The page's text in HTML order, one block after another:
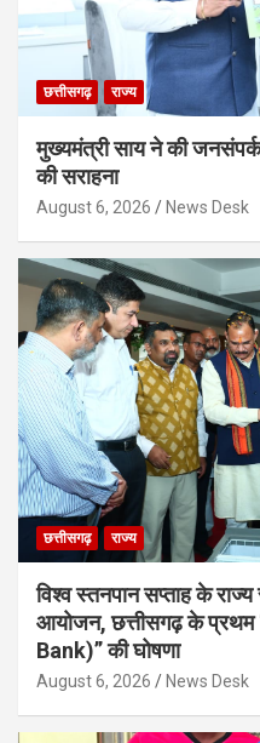
छत्तीसगढ़ राज्य
मुख्यमंत्री साय ने की
की सराहना
August 6, 2026 News Desk
छत्तीसगढ़ राज्य
विश्व स्तनपान सप्ताह के
आयोजन, छत्तीसगढ़ के
Bank)” की घोषणा
August 6, 2026 News Desk